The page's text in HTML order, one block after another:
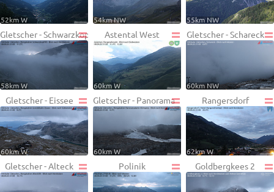
52km W 54km NW 55km NW
Gletscher - Schwarzkopf
58km W
Astental West
60km W
Gletscher - Schareck
60km NW
Gletscher - Eissee
60km W
Gletscher - Panorama
60km W
Rangersdorf
62km W
Gletscher - Alteck Polinik Goldbergkees 2